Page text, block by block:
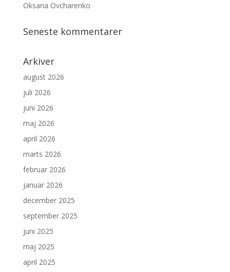
Oksana Ovcharenko
Seneste kommentarer
Arkiver
august 2026
juli 2026
juni 2026
maj 2026
april 2026
marts 2026
februar 2026
januar 2026
december 2025
september 2025
juni 2025
maj 2025
april 2025